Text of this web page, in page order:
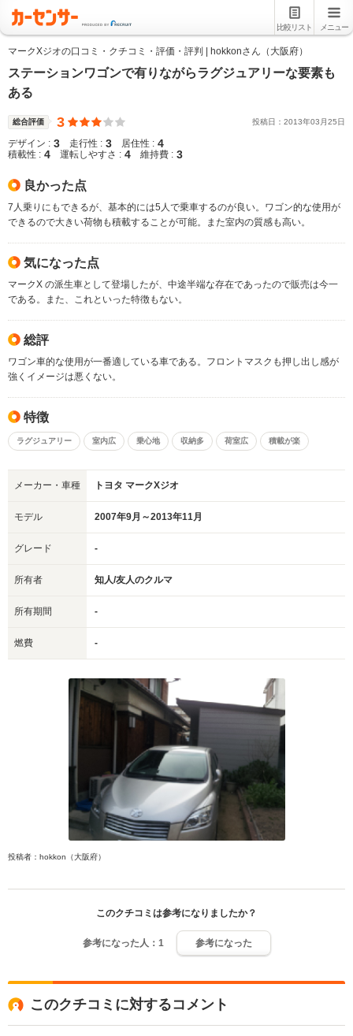
比較リスト メニュー
マークXジオの口コミ・クチコミ・評価・評判 | hokkonさん（大阪府）
ステーションワゴンで有りながらラグジュアリーな要素も
ある
総合評価 3 投稿日： 2013年03 月25日
デザイン : 3 走行性 : 3 居住性 : 4
積載性 : 4 運転しやすさ : 4 維持費 : 3
良かった点
7人乗りにもできるが、基本的には5人で乗車するのが良い。ワゴン的な使用が
できるので大きい荷物も積載することが可能。また室内の質感も高い。
気になった点
マークX の派生車として登場したが、中途半端な存在であったので販売は今一
である。また、これといった特徴もない。
総評
ワゴン車的な使用が一番適している車である。フロントマスクも押し出し感が
強くイメージは悪くない。
特徴
ラグジュアリー 室内広 乗心地 収納多 荷室広 積載が楽
メーカー・車種 トヨタ マークXジオ
モデル 2007年9月～2013年11月
グレード -
所有者 知人/友人のクルマ
所有期間 -
燃費 -
投稿者：hokkon（大阪府）
このクチコミは参考になりましたか？
参考になった人： 1 参考になった
このクチコミに対するコメント